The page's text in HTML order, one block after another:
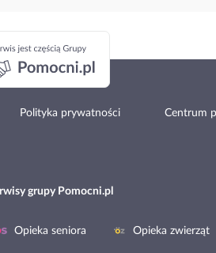
Polityka prywatności Centrum
grupy Pomocni.pl
Opieka seniora Opieka zwierząt